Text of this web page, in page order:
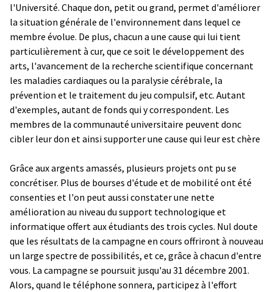
l'Université. Chaque don, petit ou grand, permet d'améliorer
la situation générale de l'environnement dans lequel ce
membre évolue. De plus, chacun a une cause qui lui tient
particulièrement à cur, que ce soit le développement des
arts, l'avancement de la recherche scientifique concernant
les maladies cardiaques ou la paralysie cérébrale, la
prévention et le traitement du jeu compulsif, etc. Autant
d'exemples, autant de fonds qui y correspondent. Les
membres de la communauté universitaire peuvent donc
cibler leur don et ainsi supporter une cause qui leur est chère
Grâce aux argents amassés, plusieurs projets ont pu se
concrétiser. Plus de bourses d'étude et de mobilité ont été
consenties et l'on peut aussi constater une nette
amélioration au niveau du support technologique et
informatique offert aux étudiants des trois cycles. Nul doute
que les résultats de la campagne en cours offriront à nouveau
un large spectre de possibilités, et ce, grâce à chacun d'entre
vous. La campagne se poursuit jusqu'au 31 décembre 2001.
Alors, quand le téléphone sonnera, participez à l'effort